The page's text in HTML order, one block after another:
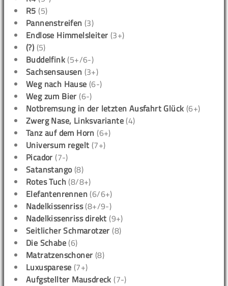
R5 (5)
Pannenstreifen (3)
Endlose Himmelsleiter (3+)
(?) (5)
Buddelfink (5+/6-)
Sachsensausen (3+)
Weg nach Hause (6-)
Weg zum Bier (6-)
Notbremsung in der letzten Ausfahrt Glück (6+)
Zwerg Nase, Linksvariante (4)
Tanz auf dem Horn (6+)
Universum regelt (7+)
Picador (7-)
Satanstango(8)
Rotes Tuch (8/8+)
Elefantenrennen (6/6+)
Nadelkissenriss(8+/9-)
Nadelkissenriss direkt (9+)
Seitlicher Schmarotzer (8)
Die Schabe (6)
Matratzenschoner (8)
Luxusparese (7+)
Aufgstellter Mausdreck (7-)